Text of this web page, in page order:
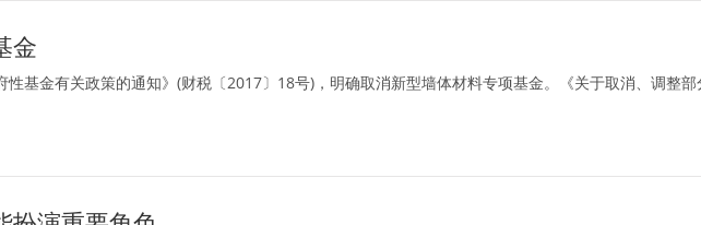
金
基金有关政策的通知》(财税〔2017〕18号)，明确取消新型墙体材料专项基金。《关于取消、调整